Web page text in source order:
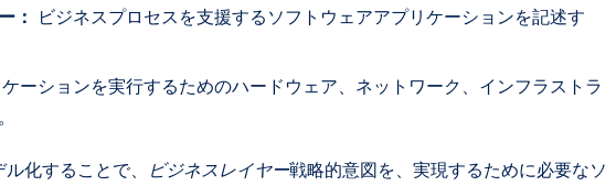
：
ビジネスプロセスを支援するソフトウェアアプリケーションを記述す
ーションを実行するためのハードウェア、ネットワーク、インフラストラ
化することで、 ビジネスレイヤー戦略的意図を、実現するために必要なソ